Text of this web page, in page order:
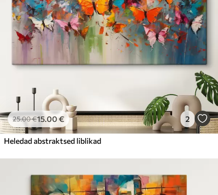
25.00€15 .00 € 2
Heledad abstraktsed liblikad